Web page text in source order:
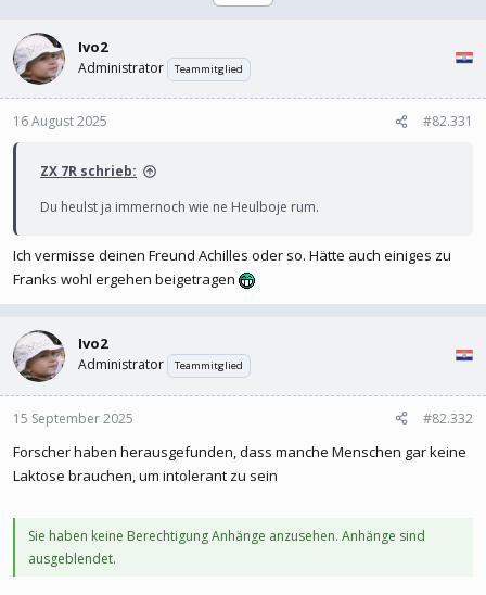
Ivo2
Administrator Teammitglied
16 August 2025 #82.331
ZX 7R schrieb:
Du heulst ja immernoch wie ne Heulboje rum.
Ich vermisse deinen Freund Achilles oder so. Hätte auch einiges zu
Franks wohl ergehen beigetragen
Ivo2
Administrator Teammitglied
15 September 2025 #82.332
Forscher haben herausgefunden, dass manche Menschen gar keine
Laktose brauchen, um intolerant zu sein
Sie haben keine Berechtigung Anhänge anzusehen. Anhänge sind
ausgeblendet.